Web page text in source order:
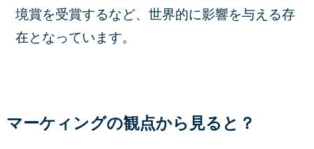
境賞を受賞するなど、世界的に影響を与える存
在となっています。
マーケィングの観点から見ると？